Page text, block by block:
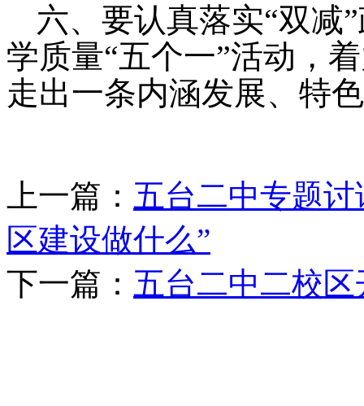
六、要认真落实“双减”
学质量“五个一”活动，
走出一条内涵发展、 特
上一篇： 五台二中专题
区建设做什么”
下一篇： 五台二中二校